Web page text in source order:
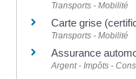
Transports - Mobilité
Carte grise
Transports - Mobilité
Assurance
Argent - Impôts -